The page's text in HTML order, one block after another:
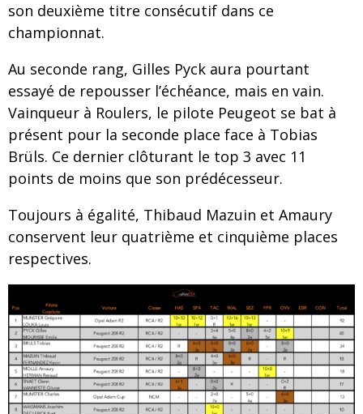
son deuxième titre consécutif dans ce
championnat.
Au seconde rang, Gilles Pyck aura pourtant
essayé de repousser l’échéance, mais en vain.
Vainqueur à Roulers, le pilote Peugeot se bat à
présent pour la seconde place face à Tobias
Brüls. Ce dernier clôturant le top 3 avec 11
points de moins que son prédécesseur.
Toujours à égalité, Thibaud Mazuin et Amaury
conservent leur quatrième et cinquième places
respectives.